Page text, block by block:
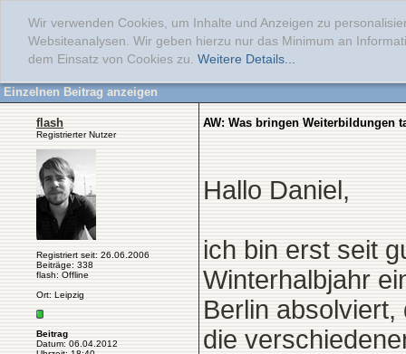
Wir verwenden Cookies, um Inhalte und Anzeigen zu
Websiteanalysen. Wir geben hierzu nur das Minimum an
dem Einsatz von Cookies zu. Weitere Details...
Einzelnen Beitrag anzeigen
flash
Registrierter Nutzer
Registriert seit: 26.06.2006
Beiträge: 338
flash: Offline
Ort: Leipzig
Beitrag
Datum: 06.04.2012
AW: Was bringen Weiterbildungen
Hallo Daniel,
ich bin erst seit
Winterhalbjahr
Berlin
die